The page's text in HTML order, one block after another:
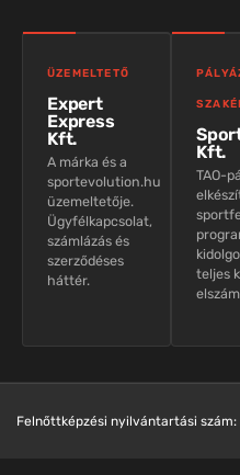
ÜZEMELTETŐ
Expert
Express
Kft.
A márka és a
sportevolution.hu
üzemeltetője.
Ügyfélkapcsolat,
számlázás és
szerződéses
háttér.
Kft.
TAO-
teljes
Felnőttképzési nyilvántartási szám: